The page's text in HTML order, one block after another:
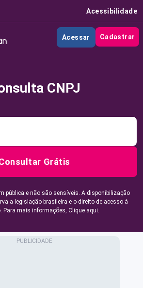
Acessibilidade
Acessar Cadastrar
CNPJ
Grátis
pública e não são sensíveis. A disponibilização
a legislação brasileira e o direito de acesso à
Para mais informações, Clique aqui.